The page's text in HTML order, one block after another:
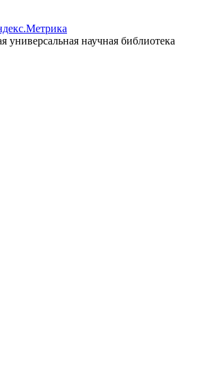
универсальная научная библиотека